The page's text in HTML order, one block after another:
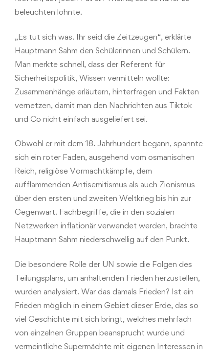
beleuchten lohnte.
„Es tut sich was. Ihr seid die Zeitzeugen“, erklärte
Hauptmann Sahm den Schülerinnen und Schülern.
Man merkte schnell, dass der Referent für
Sicherheitspolitik, Wissen vermitteln wollte:
Zusammenhänge erläutern, hinterfragen und Fakten
vernetzen, damit man den Nachrichten aus Tiktok
und Co nicht einfach ausgeliefert sei.
Obwohl er mit dem 18. Jahrhundert begann, spannte
sich ein roter Faden, ausgehend vom osmanischen
Reich, religiöse Vormachtkämpfe, dem
aufflammenden Antisemitismus als auch Zionismus
über den ersten und zweiten Weltkrieg bis hin zur
Gegenwart. Fachbegriffe, die in den sozialen
Netzwerken inflationär verwendet werden, brachte
Hauptmann Sahm niederschwellig auf den Punkt.
Die besondere Rolle der UN sowie die Folgen des
Teilungsplans, um anhaltenden Frieden herzustellen,
wurden analysiert. War das damals Frieden? Ist ein
Frieden möglich in einem Gebiet dieser Erde, das so
viel Geschichte mit sich bringt, welches mehrfach
von einzelnen Gruppen beansprucht wurde und
vermeintliche Supermächte mit eigenen Interessen in